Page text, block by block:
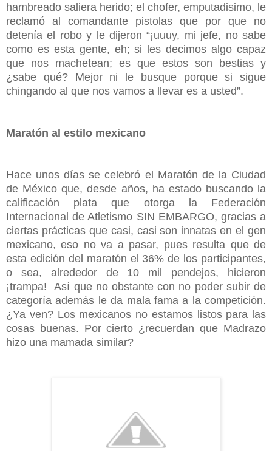
hambreado saliera herido; el chofer, emputadisimo, le
reclamó al comandante pistolas que por que no
detenía el robo y le dijeron “¡uuuy, mi jefe, no sabe
como es esta gente, eh; si les decimos algo capaz
que nos machetean; es que estos son bestias y
¿sabe qué? Mejor ni le busque porque si sigue
chingando al que nos vamos a llevar es a usted”.
Maratón al estilo mexicano
Hace unos días se celebró el Maratón de la Ciudad
de México que, desde años, ha estado buscando la
calificación plata que otorga la Federación
Internacional de Atletismo SIN EMBARGO, gracias a
ciertas prácticas que casi, casi son innatas en el gen
mexicano, eso no va a pasar, pues resulta que de
esta edición del maratón el 36% de los participantes,
o sea, alrededor de 10 mil pendejos, hicieron
¡trampa! Así que no obstante con no poder subir de
categoría además le da mala fama a la competición.
¿Ya ven? Los mexicanos no estamos listos para las
cosas buenas. Por cierto ¿recuerdan que Madrazo
hizo una mamada similar?